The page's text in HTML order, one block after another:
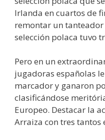
Irlanda en cuartos de
remontar un tanteador
selección polaca tuvo
Pero en un
jugadoras españolas
marcador y ganaron
clasificándose
Europeo. Destacar la
Arraiza con tres tantos